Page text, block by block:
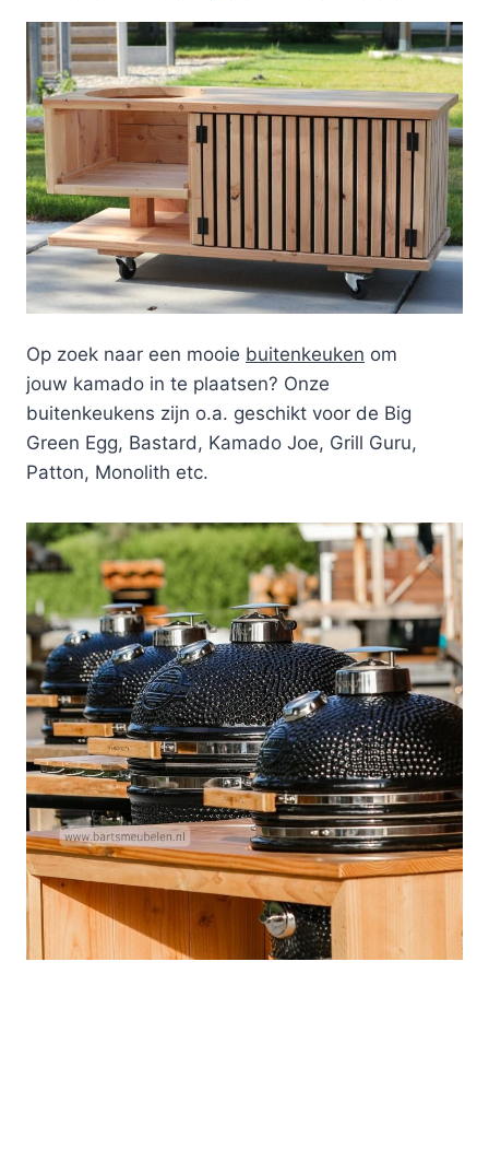
Op zoek naar een mooie buitenkeuken om
jouw kamado in te plaatsen? Onze
buitenkeukens zijn o.a. geschikt voor de Big
Green Egg, Bastard, Kamado Joe, Grill Guru,
Patton, Monolith etc.